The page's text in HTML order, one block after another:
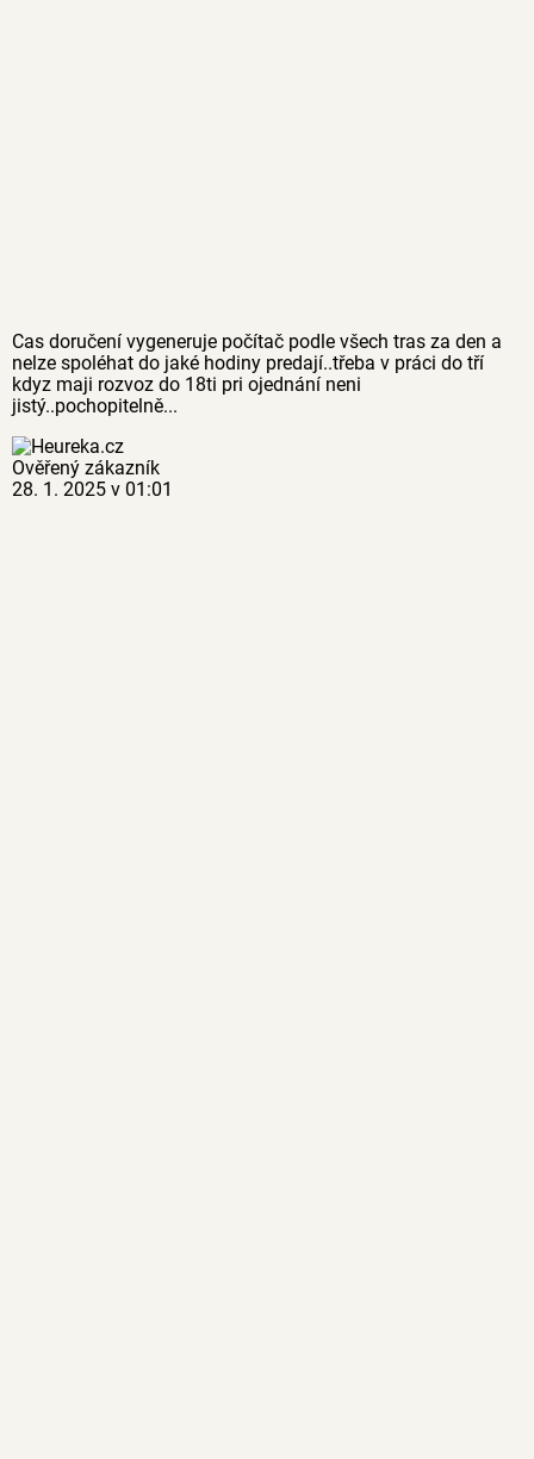
Cas doručení vygeneruje počítač podle všech tras za den a
nelze spoléhat do jaké hodiny predají..třeba v práci do tří
kdyz maji rozvoz do 18ti pri ojednání neni
jistý..pochopitelně...
Ověřený zákazník
28. 1. 2025 v 01:01